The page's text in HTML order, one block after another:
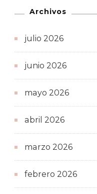
Archivos
julio 2026
junio 2026
mayo 2026
abril 2026
marzo 2026
febrero 2026